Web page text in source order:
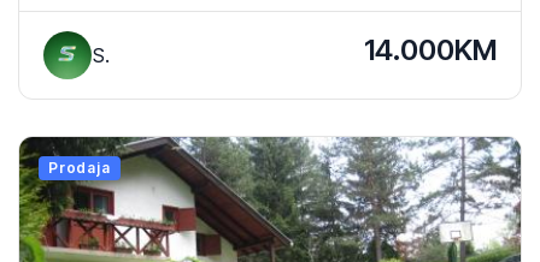
S. 14.000KM
Prodaja